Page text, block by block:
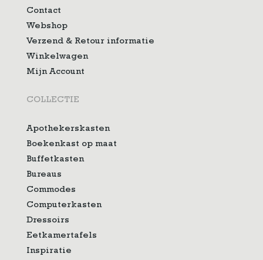
Contact
Webshop
Verzend & Retour informatie
Winkelwagen
Mijn Account
COLLECTIE
Apothekerskasten
Boekenkast op maat
Buffetkasten
Bureaus
Commodes
Computerkasten
Dressoirs
Eetkamertafels
Inspiratie